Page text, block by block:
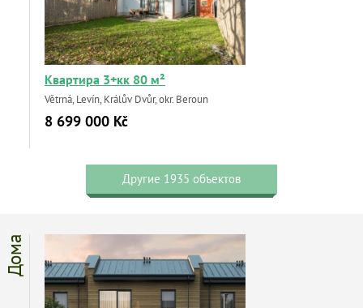
Квартира 3+кк 80 м²
Větrná, Levín, Králův Dvůr, okr. Beroun
8 699 000 Kč
Другие 1935 объектов
Дома